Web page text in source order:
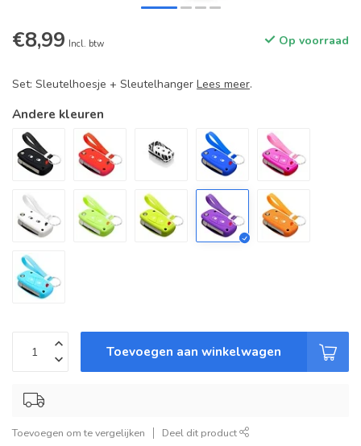
€8,99 Incl. btw Op voorraad
Set: Sleutelhoesje + Sleutelhanger Lees meer.
Andere kleuren
Toevoegen aan winkelwagen
Toevoegen om te vergelijken Deel dit product